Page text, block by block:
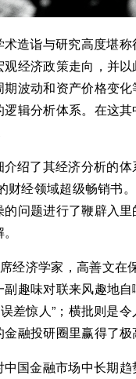
造诣与研究高度堪
经济政策走向，并
波动和资产价格变
辑分析体系。在这
绍了其经济分析的
经领域超级畅销书
问题进行了鞭辟入
经济学家，高善文
趣味对联来风趣地
差惊人”；横批则是
融投研圈里赢得了极
国金融市场中长期